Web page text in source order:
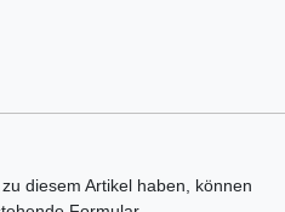
diesem Artikel haben, können